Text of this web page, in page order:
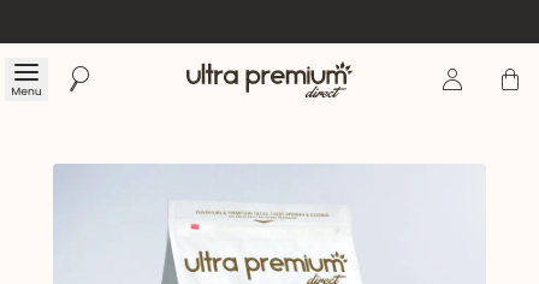
Menu Rechercher Accueil Se Panier